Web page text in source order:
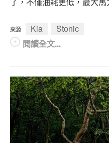
來源 Kia
Stonic
閱讀全文...